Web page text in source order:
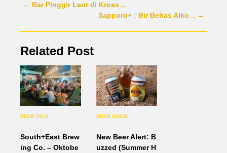
← Bar Pinggir Laut di Kroas ..
Sapporo+ : Bir Bebas Alko .. →
Related Post
BEER TALK
South+East Brew
ing Co. – Oktobe
BEER GUIDE
New Beer Alert: B
uzzed (Summer H